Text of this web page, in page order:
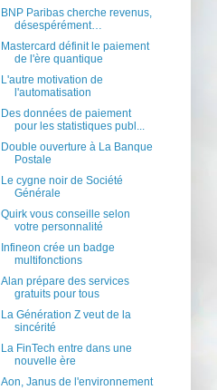
BNP Paribas cherche revenus,
désespérément…
Mastercard définit le paiement
de l'ère quantique
L'autre motivation de
l'automatisation
Des données de paiement
pour les statistiques publ...
Double ouverture à La Banque
Postale
Le cygne noir de Société
Générale
Quirk vous conseille selon
votre personnalité
Infineon crée un badge
multifonctions
Alan prépare des services
gratuits pour tous
La Génération Z veut de la
sincérité
La FinTech entre dans une
nouvelle ère
Aon, Janus de l'environnement